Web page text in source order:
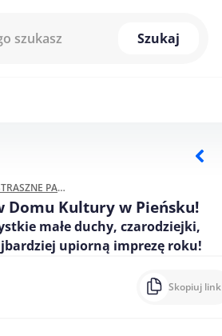
Szukaj
PIEŃSK - STRASZNE PARTY w Domu Kultury w Pieńsku!
w Domu Kultury w Pieńsku!
małe duchy, czarodziejki,
upiorną imprezę roku!
Skopiuj link